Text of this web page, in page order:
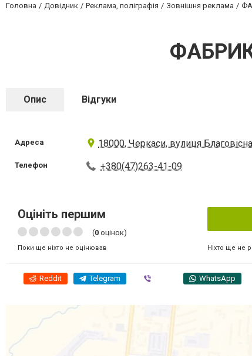
Головна Довідник Реклама, поліграфія Зовнішня реклама
Опис Відгуки
Адреса 18000, Черкаси, вулиця
Телефон +380(47)263-41-09
Оцініть першим
(0 оцінок)
Поки ще ніхто не оцінював Ніхто ще не
Reddit Telegram WhatsApp